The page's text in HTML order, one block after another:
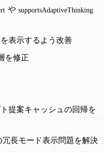
や supportsAdaptiveThinking
表示するよう改善
を修正
提案キャッシュの回帰を
長モード表示問題を解決